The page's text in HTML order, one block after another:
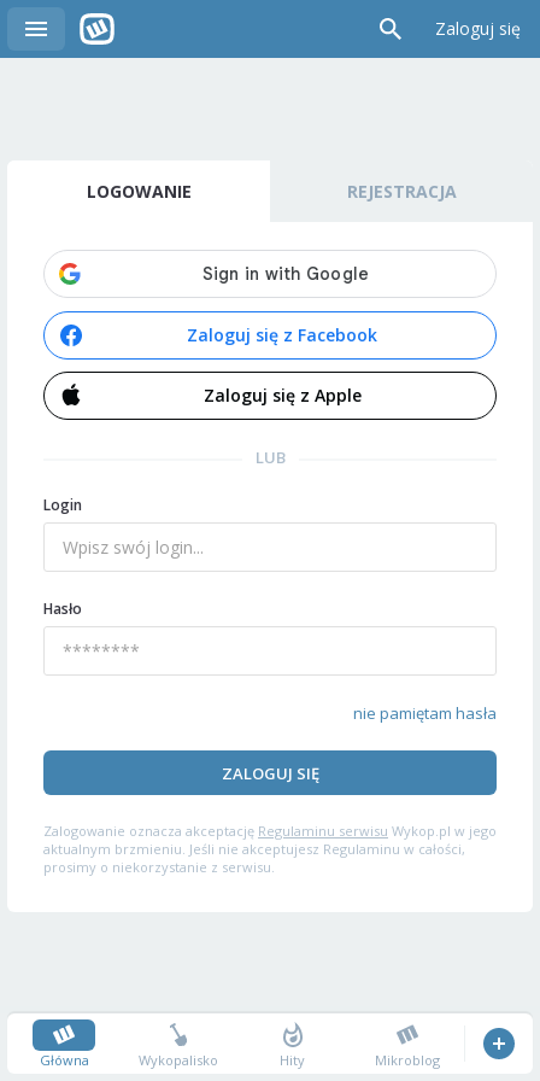
Zaloguj się
LOGOWANIE REJESTRACJA
Zaloguj się z Facebook
Zaloguj się z Apple
LUB
Login
Hasło
nie pamiętam hasła
ZALOGUJ SIĘ
Zalogowanie oznacza akceptację Regulaminu serwisu Wykop.pl w jego
aktualnym brzmieniu. Jeśli nie akceptujesz Regulaminu w całości,
prosimy o niekorzystanie z serwisu.
Główna Wykopalisko Hity Mikroblog